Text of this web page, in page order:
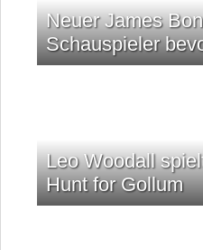
Neuer James
Schauspieler
Leo Woodall
Hunt for Gollum